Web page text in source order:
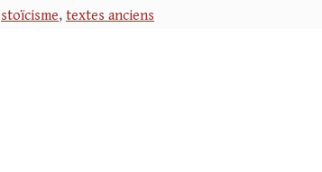
stoïcisme, textes anciens